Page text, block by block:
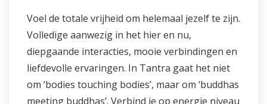
Voel de totale vrijheid om helemaal jezelf te zijn.
Volledige aanwezig in het hier en nu,
diepgaande interacties, mooie verbindingen en
liefdevolle ervaringen. In Tantra gaat het niet
om ‘bodies touching bodies’, maar om ‘buddhas
meeting buddhas’. Verbind je op energie niveau